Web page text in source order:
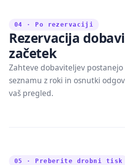
04 · Po rezervaciji
Rezervacija
začetek
Zahteve dobaviteljev
seznamu z roki in osnutki
vaš pregled.
05 · Preberite drobni tisk